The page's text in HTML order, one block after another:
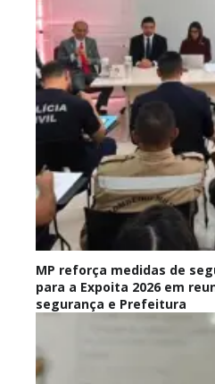
MP reforça medidas de
para a Expoita 2026 em
segurança e Prefeitura